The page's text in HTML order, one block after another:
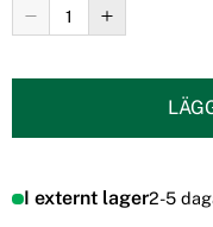
I externt lager2-5